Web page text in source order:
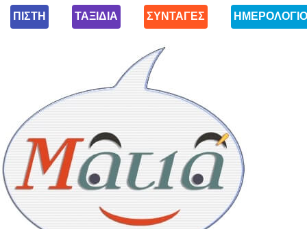
ΠΙΣΤΗ ΤΑΞΙΔΙΑ ΣΥΝΤΑΓΕΣ ΗΜΕΡΟΛΟΓΙΟ